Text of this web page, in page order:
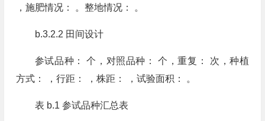
，施肥情况： 。整地情况： 。
b.3.2.2 田间设计
参试品种： 个，对照品种： 个，重复： 次，种植
方式： ，行距： ，株距： ，试验面积： 。
表 b.1 参试品种汇总表